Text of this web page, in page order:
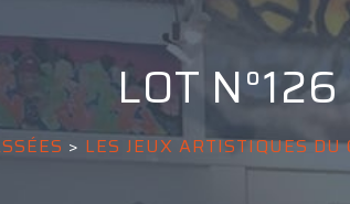
LOT N°126
> LES JEUX ARTISTIQUES DU